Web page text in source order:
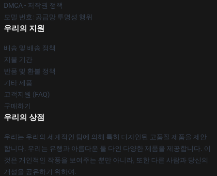
DMCA - 저작권 정책
모델 번호: 공급망 투명성 행위
우리의 지원
배송 및 배송 정책
지불 기간
반품 및 환불 정책
기타 제품
고객지원 (FAQ)
구매하기
우리의 상점
우리는 우리의 세계적인 팀에 의해 특히 디자인된 고품질 제품을 제안
합니다. 우리는 유행과 아름다운 둘 다인 다양한 제품을 제공합니다. 이
것은 개인적인 작풍을 보여주는 뿐만 아니라, 또한 다른 사람과 당신의
개성을 공유하기 위하여.